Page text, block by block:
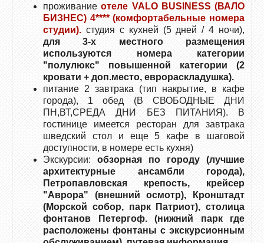
проживаниеотеле VALO BUSINESS (ВАЛО
БИЗНЕС) 4****(комфортабельные номера
студии). студия с кухней (5 дней / 4 ночи),
для 3-х местного размещения
используются номера категории
"полулюкс" повышенной категории (2
кровати + доп.место, еврораскладушка).
питание 2 завтрака (тип накрытие, в кафе
города), 1 обед (В СВОБОДНЫЕ ДНИ
ПН,ВТ,СРЕДА ДНИ БЕЗ ПИТАНИЯ). В
гостинице имеется ресторан для завтрака
шведский стол и еще 5 кафе в шаговой
доступности, в номере есть кухня)
Экскурсии: обзорная по городу (лучшие
архитектурные ансамбли города),
Петропавловская крепость, крейсер
"Аврора" (внешний осмотр), Кронштадт
(Морской собор, парк Патриот), столица
фонтанов Петергоф. (нижний парк где
расположены фонтаны с экскурсионным